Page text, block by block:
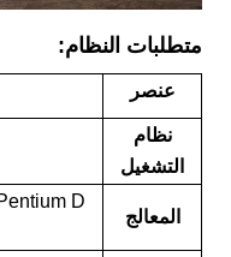
متطلبات النظام:
عنصر
نظام
التشغيل
المعالج